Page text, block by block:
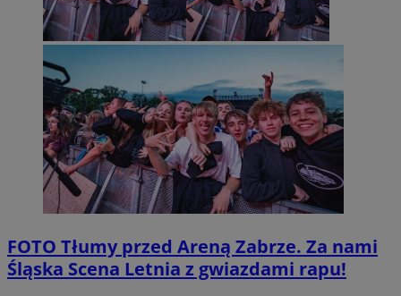
FOTO Tłumy przed Areną Zabrze. Za nami
Śląska Scena Letnia z gwiazdami rapu!